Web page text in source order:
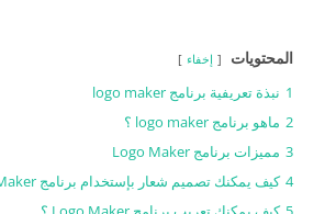
المحتويات إخفاء
1 نبذة تعريفية برنامج logo maker
2 ماهو برنامج logo maker ؟
3 مميزات برنامج Logo Maker
4 كيف يمكنك تصميم شعار بإستخدام برنامج Logo Maker ؟